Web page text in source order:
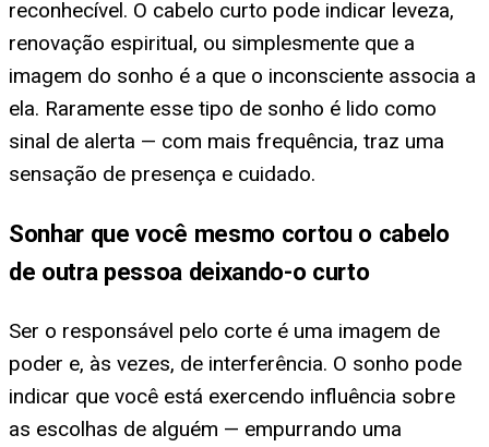
reconhecível. O cabelo curto pode indicar leveza,
renovação espiritual, ou simplesmente que a
imagem do sonho é a que o inconsciente associa a
ela. Raramente esse tipo de sonho é lido como
sinal de alerta — com mais frequência, traz uma
sensação de presença e cuidado.
Sonhar que você mesmo cortou o cabelo
de outra pessoa deixando-o curto
Ser o responsável pelo corte é uma imagem de
poder e, às vezes, de interferência. O sonho pode
indicar que você está exercendo influência sobre
as escolhas de alguém — empurrando uma